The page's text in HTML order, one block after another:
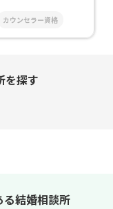
カウンセラー資格
を探す
結婚相談所